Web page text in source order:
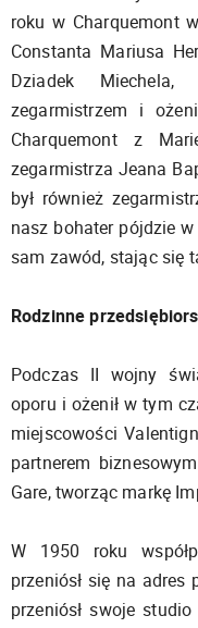
roku w Charquemont
Constanta Mariusa
Dziadek
zegarmistrzem i
Charquemont z
zegarmistrza Jeana
był również
nasz bohater pójdzie
sam zawód, stając się
Rodzinne
Podczas II wojny
oporu i ożenił w tym
miejscowości
partnerem
Gare, tworząc markę
W 1950 roku
przeniósł się na
przeniósł swoje